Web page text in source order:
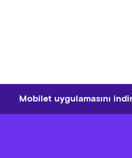
Mobilet uygulamasını